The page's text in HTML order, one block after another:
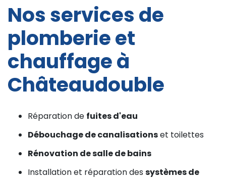
Nos services de
plomberie et
chauffage à
Châteaudouble
Réparation de fuites d'eau
Débouchage de canalisationset toilettes
Rénovation de salle de bains
Installation et réparation des systèmes de